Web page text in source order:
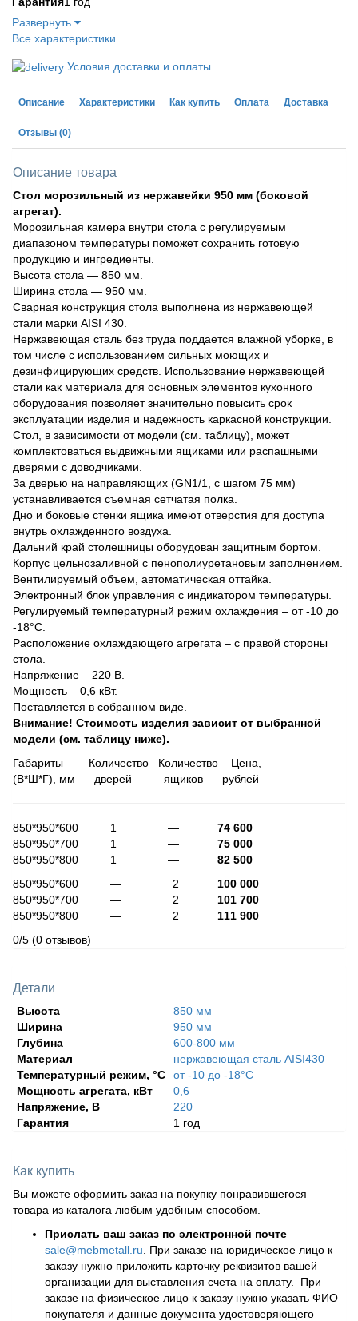
Развернуть
Все характеристики
Условия доставки и оплаты
Описание Характеристики Как купить Оплата Доставка
Отзывы (0)
Описание товара
Стол морозильный из нержавейки 950 мм (боковой
агрегат).
Морозильная камера внутри стола с регулируемым
диапазоном температуры поможет сохранить готовую
продукцию и ингредиенты.
Высота стола — 850 мм.
Ширина стола — 950 мм.
Сварная конструкция стола выполнена из нержавеющей
стали марки AISI 430.
Нержавеющая сталь без труда поддается влажной уборке, в
том числе с использованием сильных моющих и
дезинфицирующих средств. Использование нержавеющей
стали как материала для основных элементов кухонного
оборудования позволяет значительно повысить срок
эксплуатации изделия и надежность каркасной конструкции.
Стол, в зависимости от модели (см. таблицу), может
комплектоваться выдвижными ящиками или распашными
дверями с доводчиками.
За дверью на направляющих (GN1/1, с шагом 75 мм)
устанавливается съемная сетчатая полка.
Дно и боковые стенки ящика имеют отверстия для доступа
внутрь охлажденного воздуха.
Дальний край столешницы оборудован защитным бортом.
Корпус цельнозаливной с пенополиуретановым заполнением.
Вентилируемый объем, автоматическая оттайка.
Электронный блок управления с индикатором температуры.
Регулируемый температурный режим охлаждения – от -10 до
-18°С.
Расположение охлаждающего агрегата – с правой стороны
стола.
Напряжение – 220 В.
Мощность – 0,6 кВт.
Поставляется в собранном виде.
Внимание! Стоимость изделия зависит от выбранной
модели (см. таблицу ниже).
Габариты Количество Количество Цена,
(В*Ш*Г), мм дверей ящиков рублей
850*950*600 1 — 74 600
850*950*700 1 — 75 000
850*950*800 1 — 82 500
850*950*600 — 2 100 000
850*950*700 — 2 101 700
850*950*800 — 2 111 900
0/5 (0 отзывов)
Детали
Высота
850 мм
Ширина
950 мм
Глубина
600-800 мм
Материал
нержавеющая сталь AISI430
Температурный режим, °С
от -10 до -18°С
Мощность агрегата, кВт
0,6
Напряжение, В
220
Гарантия
1 год
Как купить
Вы можете оформить заказ на покупку понравившегося
товара из каталога любым удобным способом.
Прислать ваш заказ по электронной почте
sale@mebmetall.ru. При заказе на юридическое лицо к
заказу нужно приложить карточку реквизитов вашей
организации для выставления счета на оплату. При
заказе на физическое лицо к заказу нужно указать ФИО
покупателя и данные документа удостоверяющего